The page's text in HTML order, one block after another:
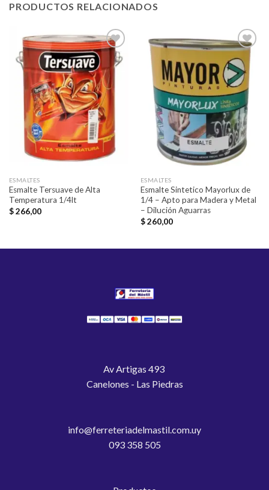
PRODUCTOS RELACIONADOS
Añadir
a la
lista de
deseos
ESMALTES
Esmalte Tersuave de Alta
Temperatura 1/4lt
$266,00
Añadir
a la
lista de
deseos
ESMALTES
Esmalte Sintetico Mayorlux de
1/4 – Apto para Madera y Metal
– Dilución Aguarras
$260,00
Av Artigas 493
Canelones - Las Piedras
info@ferreteriadelmastil.com.uy
093 358 505